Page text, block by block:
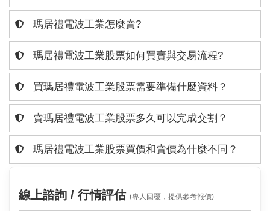
瑪居禮電波工業怎麼賣?
瑪居禮電波工業股票如何買賣與交易流程?
買瑪居禮電波工業股票需要準備什麼資料？
賣瑪居禮電波工業股票多久可以完成交割？
瑪居禮電波工業股票買價和賣價為什麼不同？
線上諮詢 / 行情評估 (專人回覆，提供參考報價)